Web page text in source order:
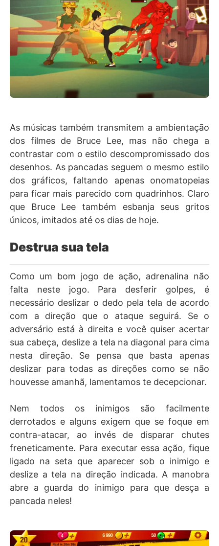
As músicas também transmitem a ambientação
dos filmes de Bruce Lee, mas não chega a
contrastar com o estilo descompromissado dos
desenhos. As pancadas seguem o mesmo estilo
dos gráficos, faltando apenas onomatopeias
para ficar mais parecido com quadrinhos. Claro
que Bruce Lee também esbanja seus gritos
únicos, imitados até os dias de hoje.
Destrua sua tela
Como um bom jogo de ação, adrenalina não
falta neste jogo. Para desferir golpes, é
necessário deslizar o dedo pela tela de acordo
com a direção que o ataque seguirá. Se o
adversário está à direita e você quiser acertar
sua cabeça, deslize a tela na diagonal para cima
nesta direção. Se pensa que basta apenas
deslizar para todas as direções como se não
houvesse amanhã, lamentamos te decepcionar.
Nem todos os inimigos são facilmente
derrotados e alguns exigem que se foque em
contra-atacar, ao invés de disparar chutes
freneticamente. Para executar essa ação, fique
ligado na seta que aparecer sob o inimigo e
deslize a tela na direção indicada. A manobra
abre a guarda do inimigo para que desça a
pancada neles!